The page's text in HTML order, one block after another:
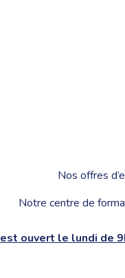
Nos offres
Notre centre de
ouvert le lundi de